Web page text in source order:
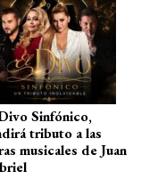
Sinfónico,
tributo a las
musicales de Juan